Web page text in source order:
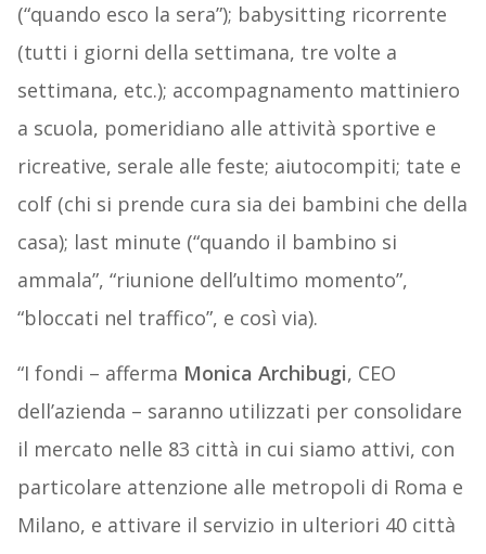
(“quando esco la sera”); babysitting ricorrente
(tutti i giorni della settimana, tre volte a
settimana, etc.); accompagnamento mattiniero
a scuola, pomeridiano alle attività sportive e
ricreative, serale alle feste; aiutocompiti; tate e
colf (chi si prende cura sia dei bambini che della
casa); last minute (“quando il bambino si
ammala”, “riunione dell’ultimo momento”,
“bloccati nel traffico”, e così via).
“I fondi – afferma Monica Archibugi, CEO
dell’azienda – saranno utilizzati per consolidare
il mercato nelle 83 città in cui siamo attivi, con
particolare attenzione alle metropoli di Roma e
Milano, e attivare il servizio in ulteriori 40 città